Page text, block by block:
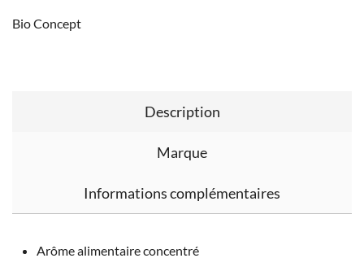
Bio Concept
Description
Marque
Informations complémentaires
Arôme alimentaire concentré